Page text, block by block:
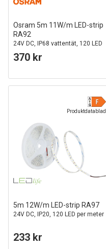
Osram 5m 11W/m LED-strip
RA92
24V DC, IP68 vattentät, 120 LED
per meter
370 kr
Produktdatablad
5m 12W/m LED-strip RA97
24V DC, IP20, 120 LED per meter
233 kr